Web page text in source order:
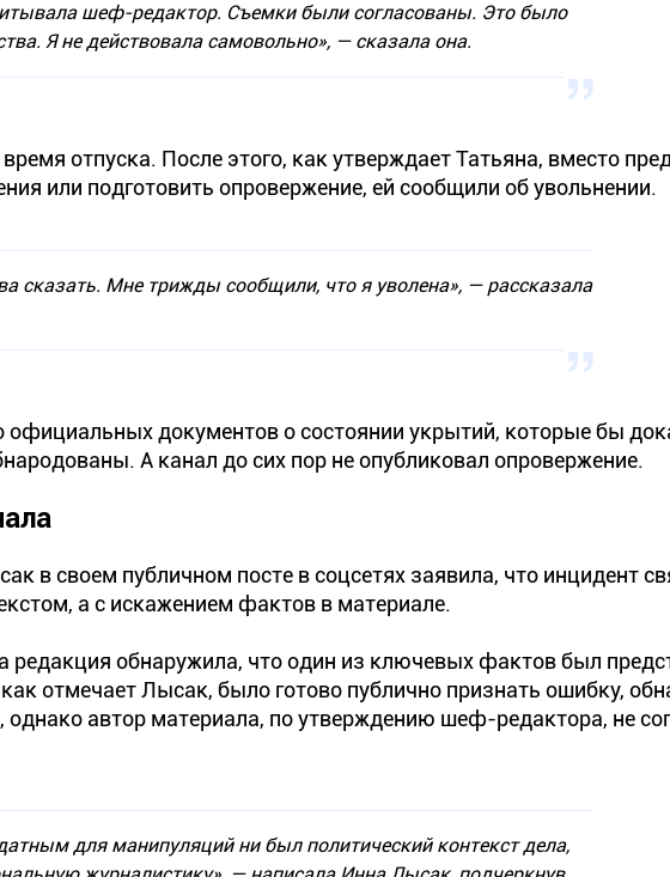
шеф-редактор. Съемки были согласованы. Это было
Я не действовала самовольно», — сказала она.
отпуска. После этого, как утверждает Татьяна, вместо
или подготовить опровержение, ей сообщили об увольнении.
сказать. Мне трижды сообщили, что я уволена», — рассказала
официальных документов о состоянии укрытий, которые бы
А канал до сих пор не опубликовал опровержение.
в своем публичном посте в соцсетях заявила, что инцидент
а с искажением фактов в материале.
редакция обнаружила, что один из ключевых фактов был
отмечает Лысак, было готово публично признать ошибку,
автор материала, по утверждению шеф-редактора, не
для манипуляций ни был политический контекст дела,